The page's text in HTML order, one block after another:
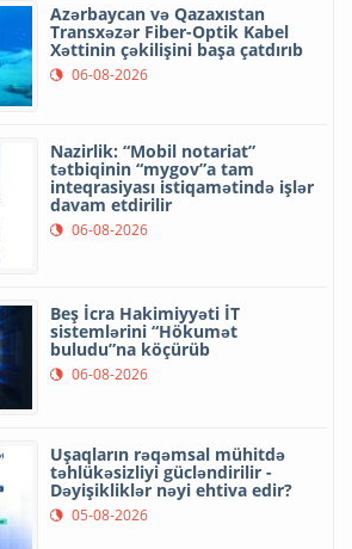
Azərbaycan və Qazaxıstan
Transxəzər Fiber-Optik Kabel
Xəttinin çəkilişini başa çatdırıb
06-08-2026
Nazirlik: “Mobil notariat”
tətbiqinin “mygov”a tam
inteqrasiyası istiqamətində işlər
davam etdirilir
06-08-2026
Beş İcra Hakimiyyəti İT
sistemlərini “Hökumət
buludu”na köçürüb
06-08-2026
Uşaqların rəqəmsal mühitdə
təhlükəsizliyi gücləndirilir -
Dəyişikliklər nəyi ehtiva edir?
05-08-2026